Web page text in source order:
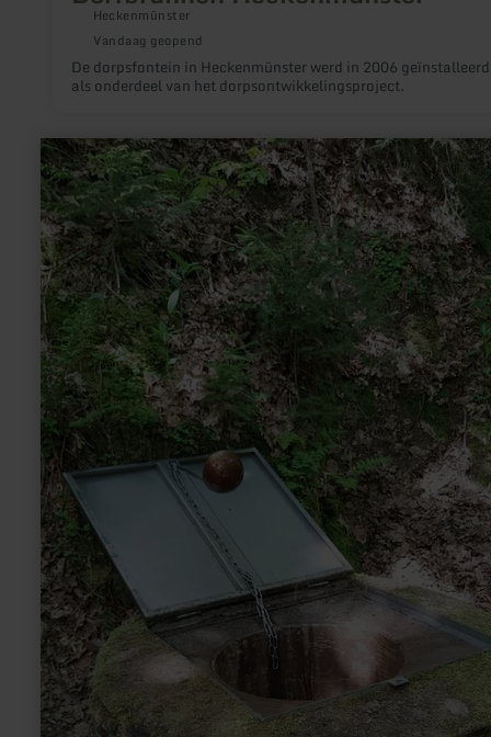
Heckenmünster
Vandaag geopend
De dorpsfontein in Heckenmünster werd in 2006 geïnstalleerd
als onderdeel van het dorpsontwikkelingsproject.
meer
informatie
over:
Hasborner
Sauerbrunnen